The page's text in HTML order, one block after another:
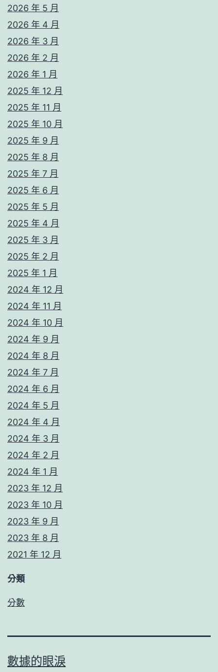
2026 年 5 月
2026 年 4 月
2026 年 3 月
2026 年 2 月
2026 年 1 月
2025 年 12 月
2025 年 11 月
2025 年 10 月
2025 年 9 月
2025 年 8 月
2025 年 7 月
2025 年 6 月
2025 年 5 月
2025 年 4 月
2025 年 3 月
2025 年 2 月
2025 年 1 月
2024 年 12 月
2024 年 11 月
2024 年 10 月
2024 年 9 月
2024 年 8 月
2024 年 7 月
2024 年 6 月
2024 年 5 月
2024 年 4 月
2024 年 3 月
2024 年 2 月
2024 年 1 月
2023 年 12 月
2023 年 10 月
2023 年 9 月
2023 年 8 月
2021 年 12 月
分類
分數
數據的眼淚